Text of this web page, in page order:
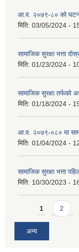
आ.व. २०७९-८० को
मिति: 03/05/2024 -
सामाजिक सुरक्षा भत्ता
मिति: 01/23/2024 -
सामाजिक सुरक्षा तर्फको
मिति: 01/18/2024 -
आ.व. २०७९-०८० मा
मिति: 01/04/2024 -
सामाजिक सुरक्षा भत्ता
मिति: 10/30/2023 -
Pages
1 2
अन्य